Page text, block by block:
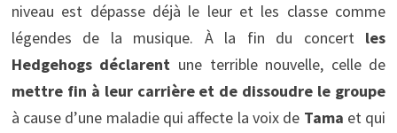
niveau est dépasse déjà le leur et les classe comme
légendes de la musique. À la fin du concert les
Hedgehogs déclarent une terrible nouvelle, celle de
mettre fin à leur carrière et de dissoudre le groupe
à cause d’une maladie qui affecte la voix de Tama et qui